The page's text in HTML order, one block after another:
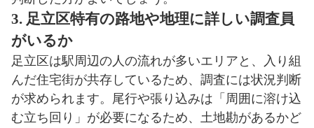
3. 足立区特有の路地や地理に詳しい調査員
がいるか
足立区は駅周辺の人の流れが多いエリアと、入り組
んだ住宅街が共存しているため、調査には状況判断
が求められます。尾行や張り込みは「周囲に溶け込
む立ち回り」が必要になるため、土地勘があるかど